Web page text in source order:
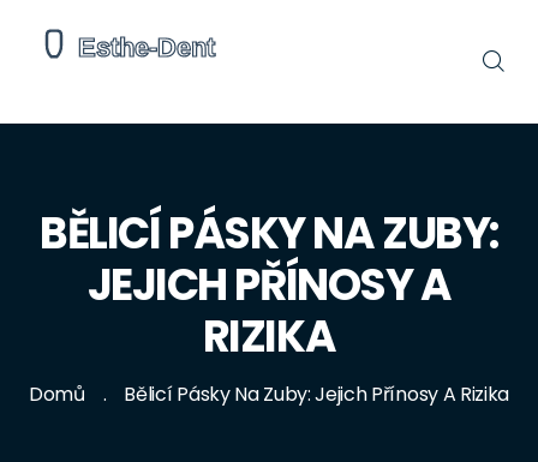
BĚLICÍ PÁSKY NA ZUBY:
JEJICH PŘÍNOSY A
RIZIKA
Domů Bělicí Pásky Na Zuby: Jejich Přínosy A Rizika